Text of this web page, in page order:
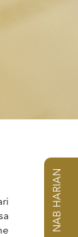
NAB HARIAN